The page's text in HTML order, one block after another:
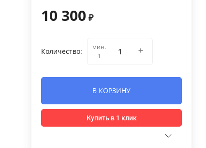
10 300 ₽
Количество:
мин.
1
В КОРЗИНУ
Купить в 1 клик